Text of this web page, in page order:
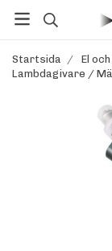
Startsida / El
Lambdagivare /